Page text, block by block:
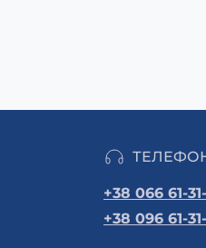
+38 066 61-
+38 096 61-